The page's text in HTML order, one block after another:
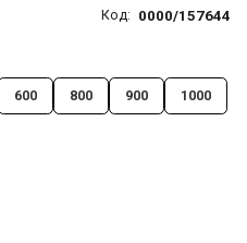
Код: 0000/157644
600 800 900 1000